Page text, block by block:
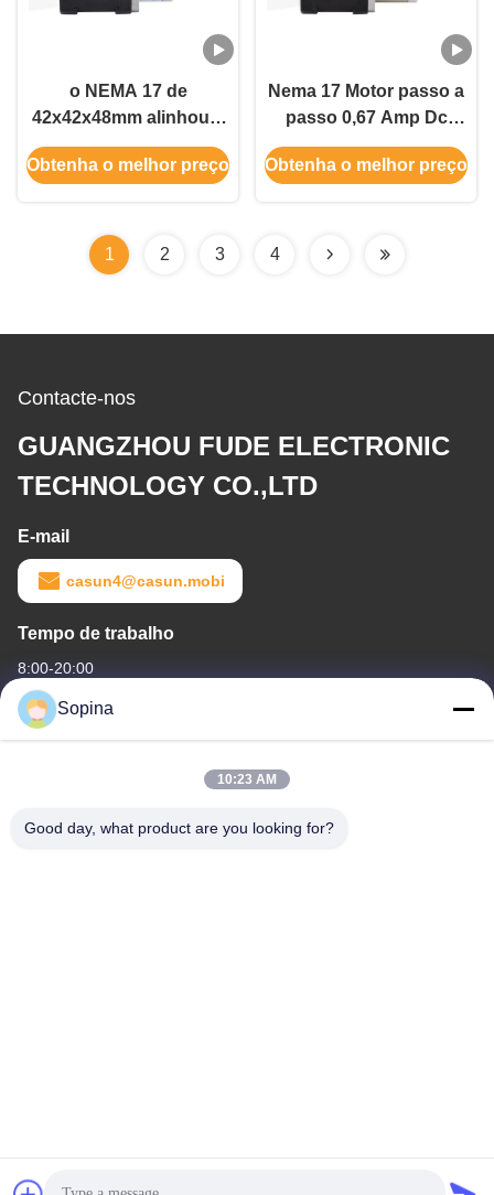
o NEMA 17 de
42x42x48mm alinhou o
motor deslizante 2
impressora do código
Obtenha o melhor preço
Nema 17 Motor passo a
passo 0,67 Amp Dc
Motor para motor passo
a passo robô
Obtenha o melhor preço
1 2 3 4
Contacte-nos
GUANGZHOU FUDE ELECTRONIC
TECHNOLOGY CO.,LTD
E-mail
casun4@casun.mobi
Tempo de trabalho
8:00-20:00
O nosso endereço
NO.61 Zona Industrial Pingxi, cidade de Huashan, distrito de
Sopina
10:23 AM
Good day, what product are you looking for?